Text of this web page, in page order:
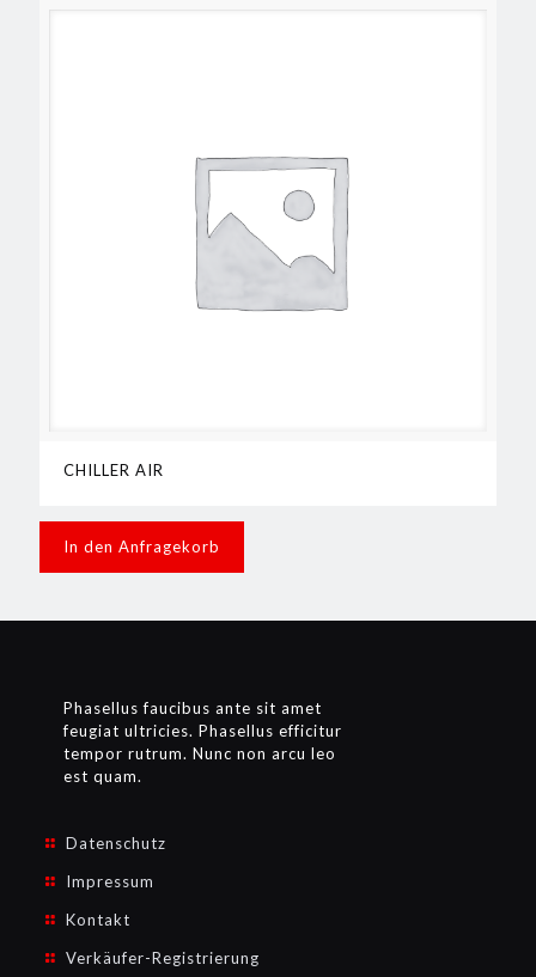
CHILLER AIR
In den Anfragekorb
Phasellus faucibus ante sit amet
feugiat ultricies. Phasellus efficitur
tempor rutrum. Nunc non arcu leo
est quam.
Datenschutz
Impressum
Kontakt
Verkäufer-Registrierung